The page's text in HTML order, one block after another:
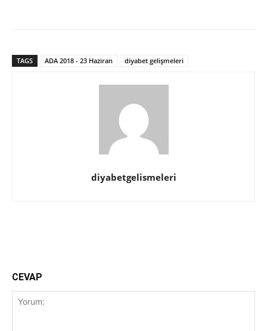
TAGS ADA 2018 - 23 Haziran diyabet gelişmeleri
diyabetgelismeleri
CEVAP